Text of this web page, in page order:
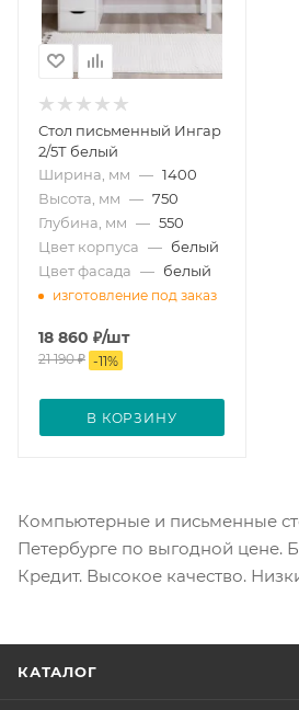
Стол письменный Ингар
2/5Т белый
Ширина, мм — 1400
Высота, мм — 750
Глубина, мм — 550
Цвет корпуса — белый
Цвет фасада — белый
изготовление под заказ
18 860 ₽/шт
21 190₽ -11%
В КОРЗИНУ
Компьютерные и письменные
Петербурге по выгодной цене.
Кредит. Высокое качество.
КАТАЛОГ